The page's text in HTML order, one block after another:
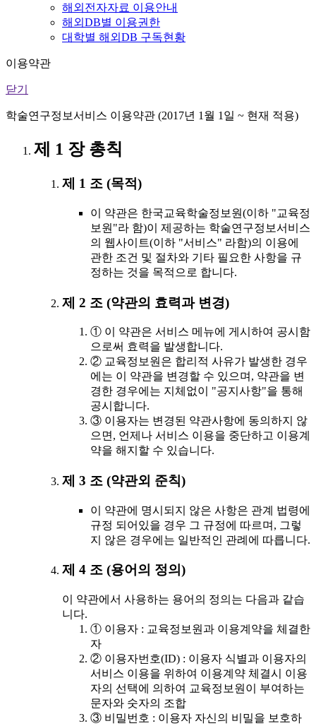
해외전자자료 이용안내
해외DB별 이용권한
대학별 해외DB 구독현황
이용약관
닫기
학술연구정보서비스 이용약관 (2017년 1월 1일 ~ 현재 적용)
제 1 장 총칙
제 1 조 (목적)
이 약관은 한국교육학술정보원(이하 "교육정
보원"라 함)이 제공하는 학술연구정보서비스
의 웹사이트(이하 "서비스" 라함)의 이용에
관한 조건 및 절차와 기타 필요한 사항을 규
정하는 것을 목적으로 합니다.
제 2 조 (약관의 효력과 변경)
① 이 약관은 서비스 메뉴에 게시하여 공시함
으로써 효력을 발생합니다.
② 교육정보원은 합리적 사유가 발생한 경우
에는 이 약관을 변경할 수 있으며, 약관을 변
경한 경우에는 지체없이 "공지사항"을 통해
공시합니다.
③ 이용자는 변경된 약관사항에 동의하지 않
으면, 언제나 서비스 이용을 중단하고 이용계
약을 해지할 수 있습니다.
제 3 조 (약관외 준칙)
이 약관에 명시되지 않은 사항은 관계 법령에
규정 되어있을 경우 그 규정에 따르며, 그렇
지 않은 경우에는 일반적인 관례에 따릅니다.
제 4 조 (용어의 정의)
이 약관에서 사용하는 용어의 정의는 다음과 같습
니다.
① 이용자 : 교육정보원과 이용계약을 체결한
자
② 이용자번호(ID) : 이용자 식별과 이용자의
서비스 이용을 위하여 이용계약 체결시 이용
자의 선택에 의하여 교육정보원이 부여하는
문자와 숫자의 조합
③ 비밀번호 : 이용자 자신의 비밀을 보호하